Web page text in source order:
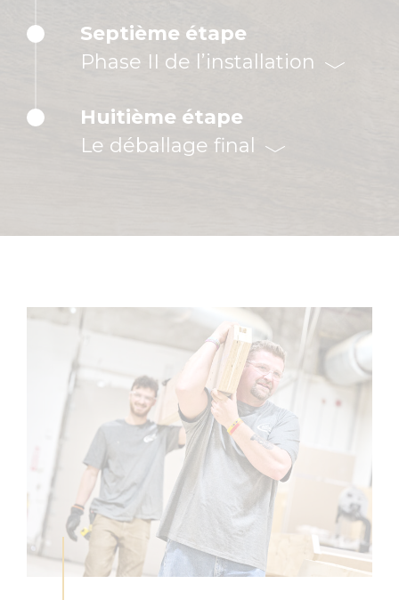
Septième étape
Phase II de l’installation
Huitième étape
Le déballage final